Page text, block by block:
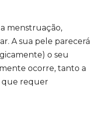
menstruação,
A sua pele parecerá
o seu
ocorre, tanto a
que requer